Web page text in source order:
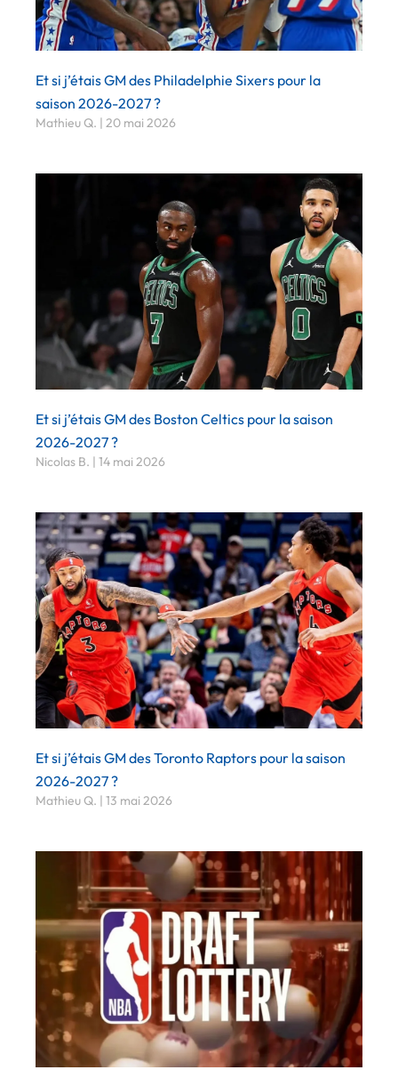
Et si j’étais GM des Philadelphie Sixers pour la
saison 2026-2027 ?
Mathieu Q. 20 mai 2026
Et si j’étais GM des Boston Celtics pour la saison
2026-2027 ?
Nicolas B. 14 mai 2026
Et si j’étais GM des Toronto Raptors pour la saison
2026-2027 ?
Mathieu Q. 13 mai 2026